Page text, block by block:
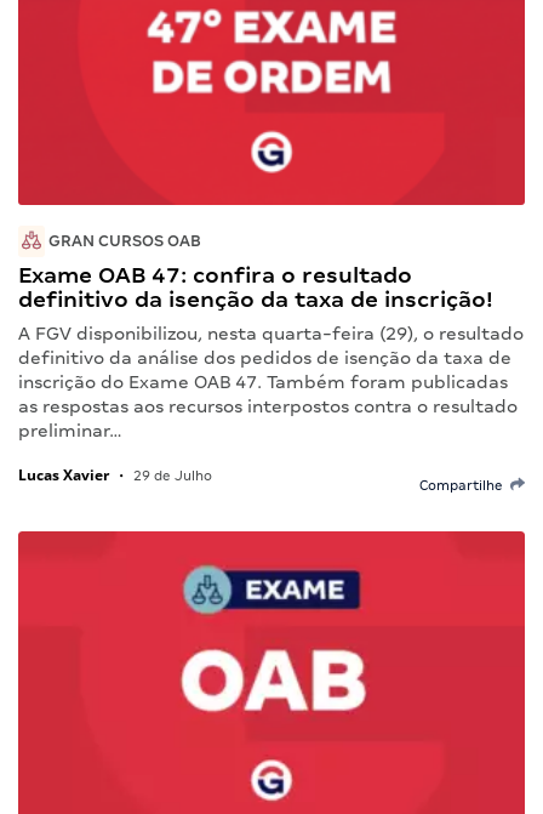
GRAN CURSOS OAB
Exame OAB 47: confira o resultado
definitivo da isenção da taxa de inscrição!
A FGV disponibilizou, nesta quarta-feira (29), o resultado
definitivo da análise dos pedidos de isenção da taxa de
inscrição do Exame OAB 47. Também foram publicadas
as respostas aos recursos interpostos contra o resultado
preliminar…
Lucas Xavier • 29 de Julho
Compartilhe